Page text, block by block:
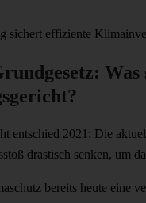
sichert effiziente
Was
entschied 2021: Die
drastisch senken, um
bereits heute eine